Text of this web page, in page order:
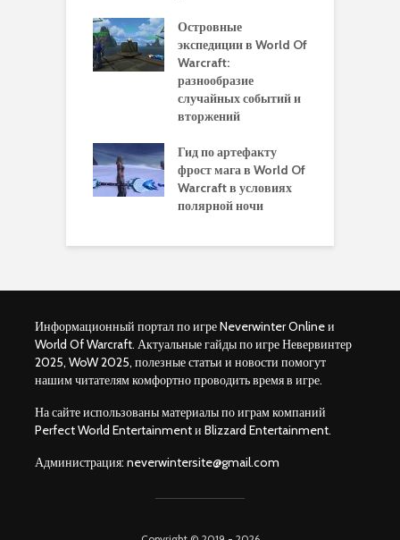
Островные
экспедиции в World Of
Warcraft:
разнообразие
случайных событий и
вторжений
Гид по артефакту
фрост мага в World Of
Warcraft в условиях
полярной ночи
Информационный портал по игре Neverwinter Online и
World Of Warcraft. Актуальные гайды по игре Невервинтер
2025, WoW 2025, полезные статьи и новости помогут
нашим читателям комфортно проводить время в игре.
На сайте использованы материалы по играм компаний
Perfect World Entertainment и Blizzard Entertainment.
Администрация: neverwintersite@gmail.com